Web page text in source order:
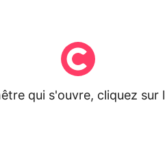
qui s'ouvre, cliquez sur